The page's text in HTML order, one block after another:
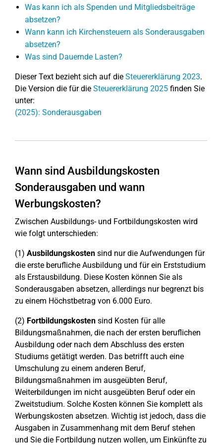
Was kann ich als Spenden und Mitgliedsbeiträge
absetzen?
Wann kann ich Kirchensteuern als Sonderausgaben
absetzen?
Was sind Dauernde Lasten?
Dieser Text bezieht sich auf die Steuererklärung 2023.
Die Version die für die Steuererklärung 2025 finden Sie
unter:
(2025): Sonderausgaben
Wann sind Ausbildungskosten
Sonderausgaben und wann
Werbungskosten?
Zwischen Ausbildungs- und Fortbildungskosten wird
wie folgt unterschieden:
(1) Ausbildungskosten sind nur die Aufwendungen für
die erste berufliche Ausbildung und für ein Erststudium
als Erstausbildung. Diese Kosten können Sie als
Sonderausgaben absetzen, allerdings nur begrenzt bis
zu einem Höchstbetrag von 6.000 Euro.
(2) Fortbildungskosten sind Kosten für alle
Bildungsmaßnahmen, die nach der ersten beruflichen
Ausbildung oder nach dem Abschluss des ersten
Studiums getätigt werden. Das betrifft auch eine
Umschulung zu einem anderen Beruf,
Bildungsmaßnahmen im ausgeübten Beruf,
Weiterbildungen im nicht ausgeübten Beruf oder ein
Zweitstudium. Solche Kosten können Sie komplett als
Werbungskosten absetzen. Wichtig ist jedoch, dass die
Ausgaben in Zusammenhang mit dem Beruf stehen
und Sie die Fortbildung nutzen wollen, um Einkünfte zu